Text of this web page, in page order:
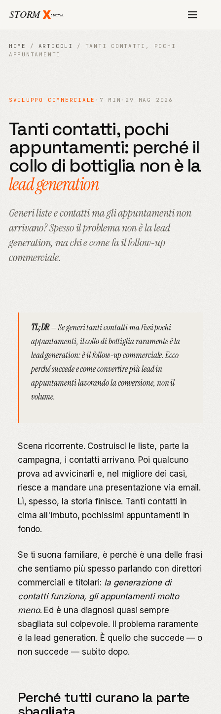
HOME / ARTICOLI /
TANTI CONTATTI, POCHI
APPUNTAMENTI
SVILUPPO COMMERCIALE · 7 MIN · 29 MAG 2026
Tanti contatti, pochi
appuntamenti: perché il
collo di bottiglia non è la
lead generation
Generi liste e contatti ma gli appuntamenti non
arrivano? Spesso il problema non è la lead
generation, ma chi e come fa il follow-up
commerciale.
TL;DR— Se generi tanti contatti ma fissi pochi
appuntamenti, il collo di bottiglia raramente è la
lead generation: è ilfollow-up commerciale. Ecco
perché succede e come convertire più lead in
appuntamenti lavorando la conversione, non il
volume.
Scena ricorrente. Costruisci le liste, parte la
campagna, i contatti arrivano. Poi qualcuno
prova ad avvicinarli e, nel migliore dei casi,
riesce a mandare una presentazione via email.
Lì, spesso, la storia finisce. Tanti contatti in
cima all'imbuto, pochissimi appuntamenti in
fondo.
Se ti suona familiare, è perché è una delle frasi
che sentiamo più spesso parlando con direttori
commerciali e titolari: la generazione di
contatti funziona, gli appuntamenti molto
meno. Ed è una diagnosi quasi sempre
sbagliata sul colpevole. Il problema raramente
è la lead generation. È quello che succede — o
non succede — subito dopo.
Perché tutti curano la parte